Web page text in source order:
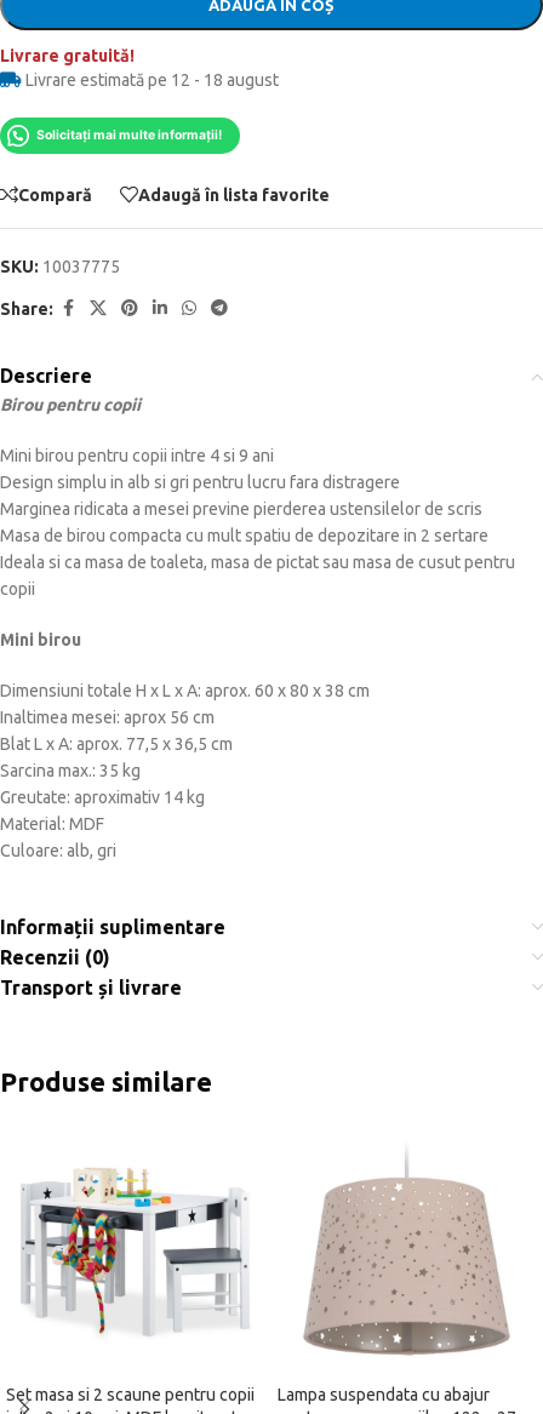
ADAUGĂ ÎN COȘ
Livrare gratuită!
Livrare estimată pe 12 - 18 august
Solicitați mai multe informații!
Compară Adaugă în lista favorite
SKU: 10037775
Share:
Descriere
Birou pentru copii
Mini birou pentru copii intre 4 si 9 ani
Design simplu in alb si gri pentru lucru fara distragere
Marginea ridicata a mesei previne pierderea ustensilelor de scris
Masa de birou compacta cu mult spatiu de depozitare in 2 sertare
Ideala si ca masa de toaleta, masa de pictat sau masa de cusut pentru
copii
Mini birou
Dimensiuni totale H x L x A: aprox. 60 x 80 x 38 cm
Inaltimea mesei: aprox 56 cm
Blat L x A: aprox. 77,5 x 36,5 cm
Sarcina max.: 35 kg
Greutate: aproximativ 14 kg
Material: MDF
Culoare: alb, gri
Informații suplimentare
Recenzii (0)
Transport și livrare
Produse similare
Set masa si 2 scaune pentru copii
Lampa suspendata cu abajur